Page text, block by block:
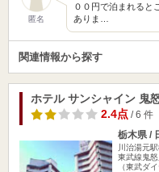
匿名
００円で泊まれると
ありま…
関連情報から探す
ホテル サンシャイン 鬼怒
2.4点/ 6 件
栃木県 /
川治湯元
東武線鬼
（東武ダ